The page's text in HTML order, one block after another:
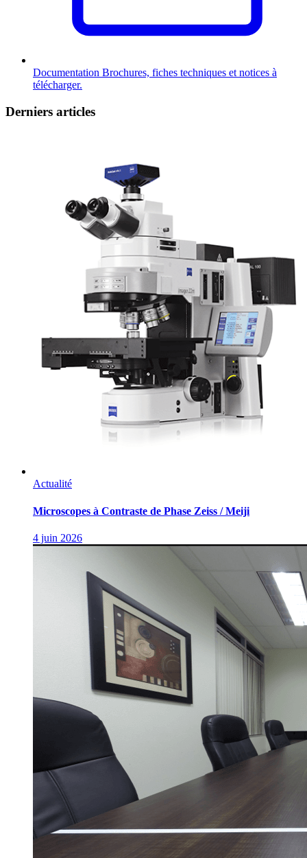
Documentation Brochures, fiches techniques et notices à
télécharger.
Derniers articles
Actualité
Microscopes à Contraste de Phase Zeiss / Meiji
4 juin 2026